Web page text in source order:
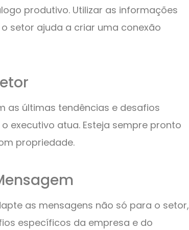
produtivo. Utilizar as informações
setor ajuda a criar uma conexão
as últimas tendências e desafios
executivo atua. Esteja sempre pronto
propriedade.
as mensagens não só para o setor,
específicos da empresa e do